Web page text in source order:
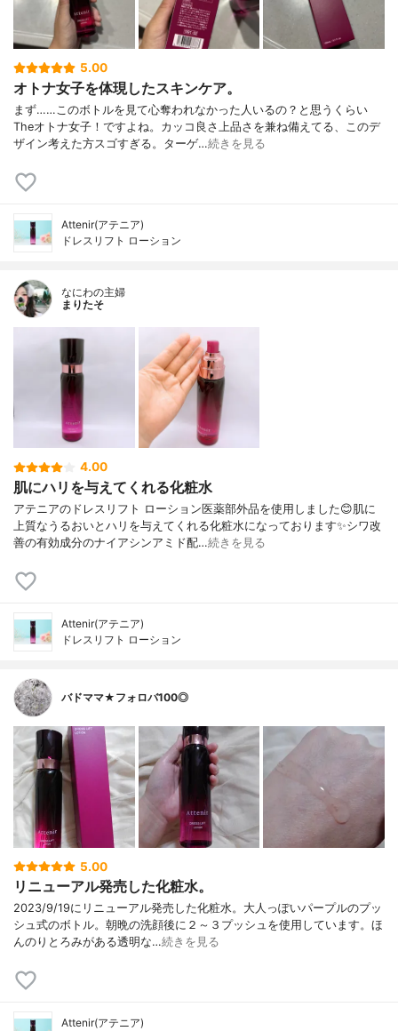
5.00
オトナ女子を体現したスキンケア。
まず……このボトルを見て心奪われなかった人いるの？と思うくらい
Theオトナ女子！ですよね。カッコ良さ上品さを兼ね備えてる、このデ
ザイン考えた方スゴすぎる。ターゲ…続きを見る
Attenir(アテニア)
ドレスリフト ローション
なにわの主婦
まりたそ
4.00
肌にハリを与えてくれる化粧水
アテニアのドレスリフト ローション医薬部外品を使用しました😊肌に
上質なうるおいとハリを与えてくれる化粧水になっております✨シワ改
善の有効成分のナイアシンアミド配…続きを見る
Attenir(アテニア)
ドレスリフト ローション
バドママ★フォロバ100◎
5.00
リニューアル発売した化粧水。
2023/9/19にリニューアル発売した化粧水。大人っぽいパープルのプッ
シュ式のボトル。朝晩の洗顔後に２～３プッシュを使用しています。ほ
んのりとろみがある透明な…続きを見る
Attenir(アテニア)